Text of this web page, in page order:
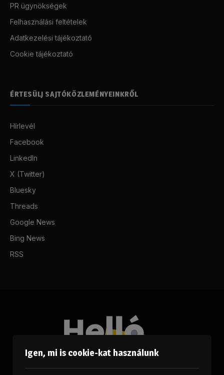
PR ügynökségek
Felhasználási feltételek
Adatkezelési tájékoztató
Cookie tájékoztató
ÉRTESÜLJ SAJTÓKÖZLEMÉNYEINKRŐL
Hírlevél
Facebook
LinkedIn
X (Twitter)
Bluesky
Threads
Google News
Bing News
RSS
Igen, mi is cookie-kat használunk